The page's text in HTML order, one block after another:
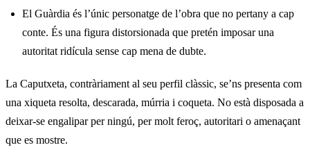
El Guàrdia és l’únic personatge de l’obra que no pertany a cap
conte. És una figura distorsionada que pretén imposar una
autoritat ridícula sense cap mena de dubte.
La Caputxeta, contràriament al seu perfil clàssic, se’ns presenta com
una xiqueta resolta, descarada, múrria i coqueta. No està disposada a
deixar-se engalipar per ningú, per molt feroç, autoritari o amenaçant
que es mostre.